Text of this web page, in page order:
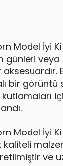
Model İyi
günleri
bir görüntü
Model İyi
kaliteli
ve